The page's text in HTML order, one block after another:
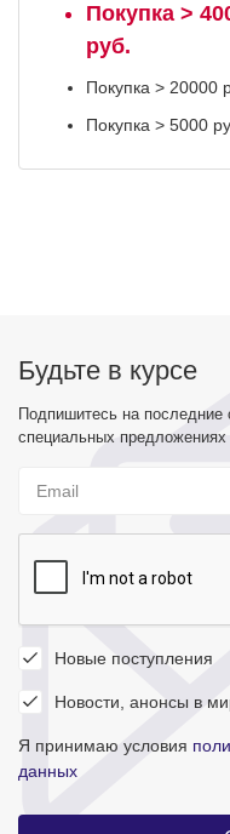
Покупка >
руб.
Покупка > 20000
Покупка > 5000
Будьте в курсе
Подпишитесь на последние
специальных
Новые поступления
Новости, анонсы в
Я принимаю условия
данных